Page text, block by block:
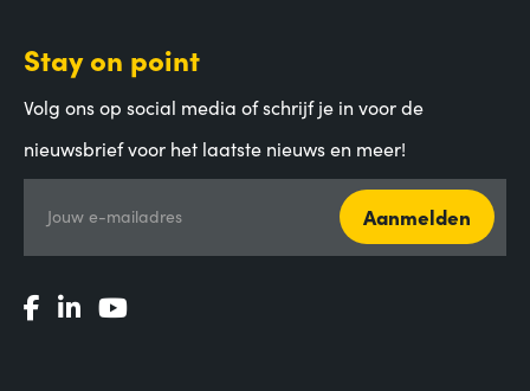
Stay on point
Volg ons op social media of schrijf je in voor de
nieuwsbrief voor het laatste nieuws en meer!
Jouw e-mailadres Aanmelden